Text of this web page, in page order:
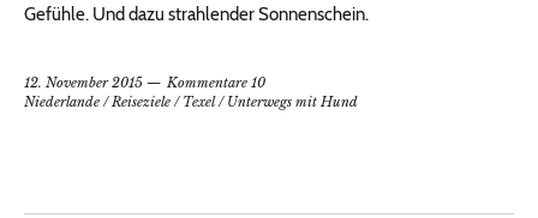
Gefühle. Und dazu strahlender Sonnenschein.
12. November 2015
Kommentare 10
Niederlande / Reiseziele / Texel/ Unterwegs mit Hund